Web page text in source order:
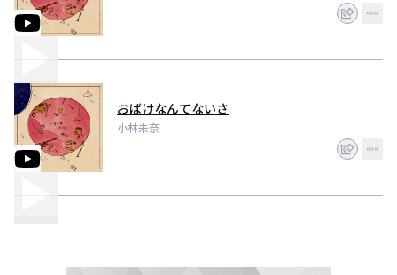
おばけなんてないさ
小林未奈